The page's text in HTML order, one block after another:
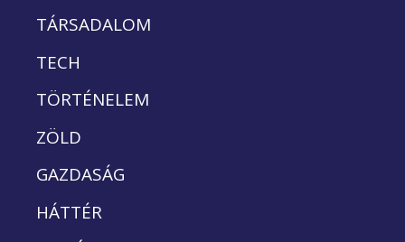
TÁRSADALOM
TECH
TÖRTÉNELEM
ZÖLD
GAZDASÁG
HÁTTÉR